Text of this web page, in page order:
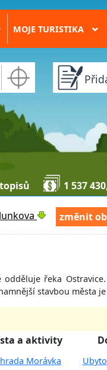
MOJE TURISTIKA ›
1 537
změnit
řeka
stavbou města je
a aktivity
Morávka